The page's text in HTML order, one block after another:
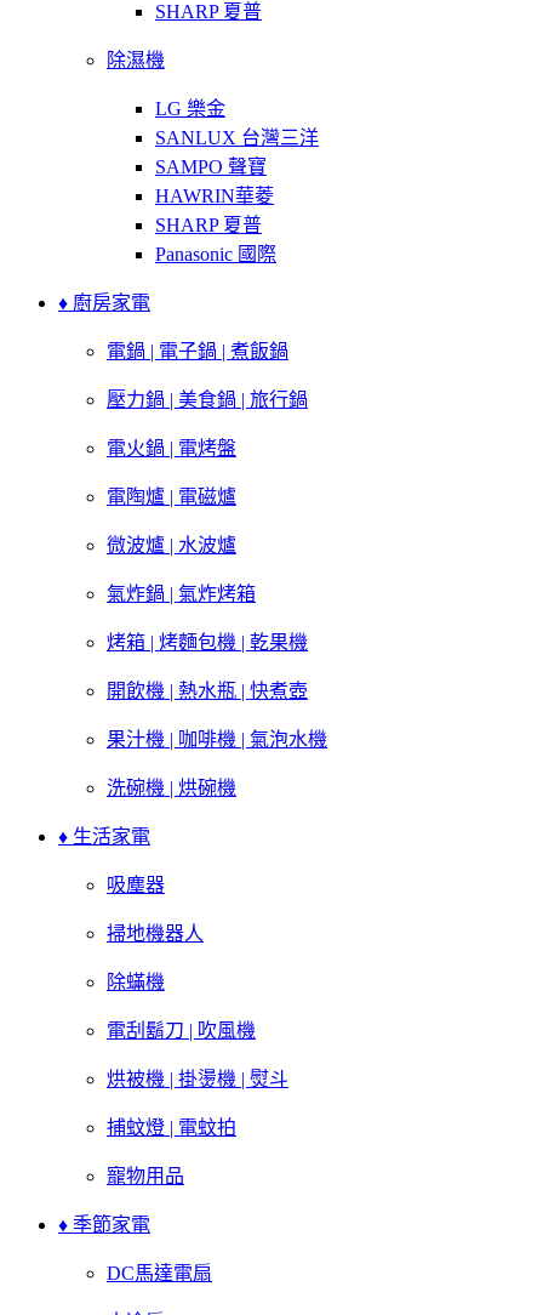
SHARP 夏普
除濕機
LG 樂金
SANLUX 台灣三洋
SAMPO 聲寶
HAWRIN華菱
SHARP 夏普
Panasonic 國際
♦ 廚房家電
電鍋 | 電子鍋 | 煮飯鍋
壓力鍋 | 美食鍋 | 旅行鍋
電火鍋 | 電烤盤
電陶爐 | 電磁爐
微波爐 | 水波爐
氣炸鍋 | 氣炸烤箱
烤箱 | 烤麵包機 | 乾果機
開飲機 | 熱水瓶 | 快煮壺
果汁機 | 咖啡機 | 氣泡水機
洗碗機 | 烘碗機
♦ 生活家電
吸塵器
掃地機器人
除蟎機
電刮鬍刀 | 吹風機
烘被機 | 掛燙機 | 熨斗
捕蚊燈 | 電蚊拍
寵物用品
♦ 季節家電
DC馬達電扇